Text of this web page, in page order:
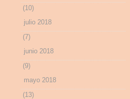
(10)
julio 2018
(7)
junio 2018
(9)
mayo 2018
(13)